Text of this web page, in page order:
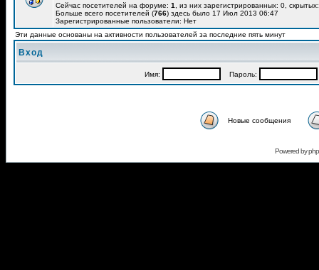
Сейчас посетителей на форуме: 1
, из них зарегистрированных: 0,
Больше всего посетителей (766) здесь было 17 Июл 2013 06:47
Зарегистрированные пользователи: Нет
Эти данные основаны на активности пользователей за последние пять минут
Вход
Имя: Пароль:
Новые сообщения
Powered by